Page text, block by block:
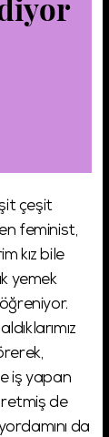
çeşit
feminist,
kız bile
yemek
iş yapan
de
da